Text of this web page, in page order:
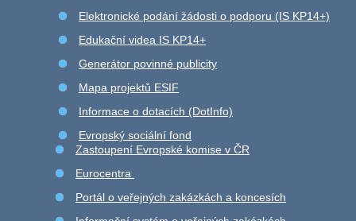
Elektronické podání žádosti o podporu (IS KP14+)
Edukační videa IS KP14+
Generátor povinné publicity
Mapa projektů ESIF
Informace o dotacích (DotInfo)
Evropský sociální fond
Zastoupení Evropské komise v ČR
Eurocentra
Portál o veřejných zakázkách a koncesích